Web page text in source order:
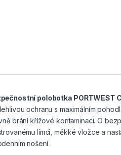
polobotka PORTWEST
ochranu s maximálním
brání křížové kontaminaci. O
límci, měkké vložce a
nošení.